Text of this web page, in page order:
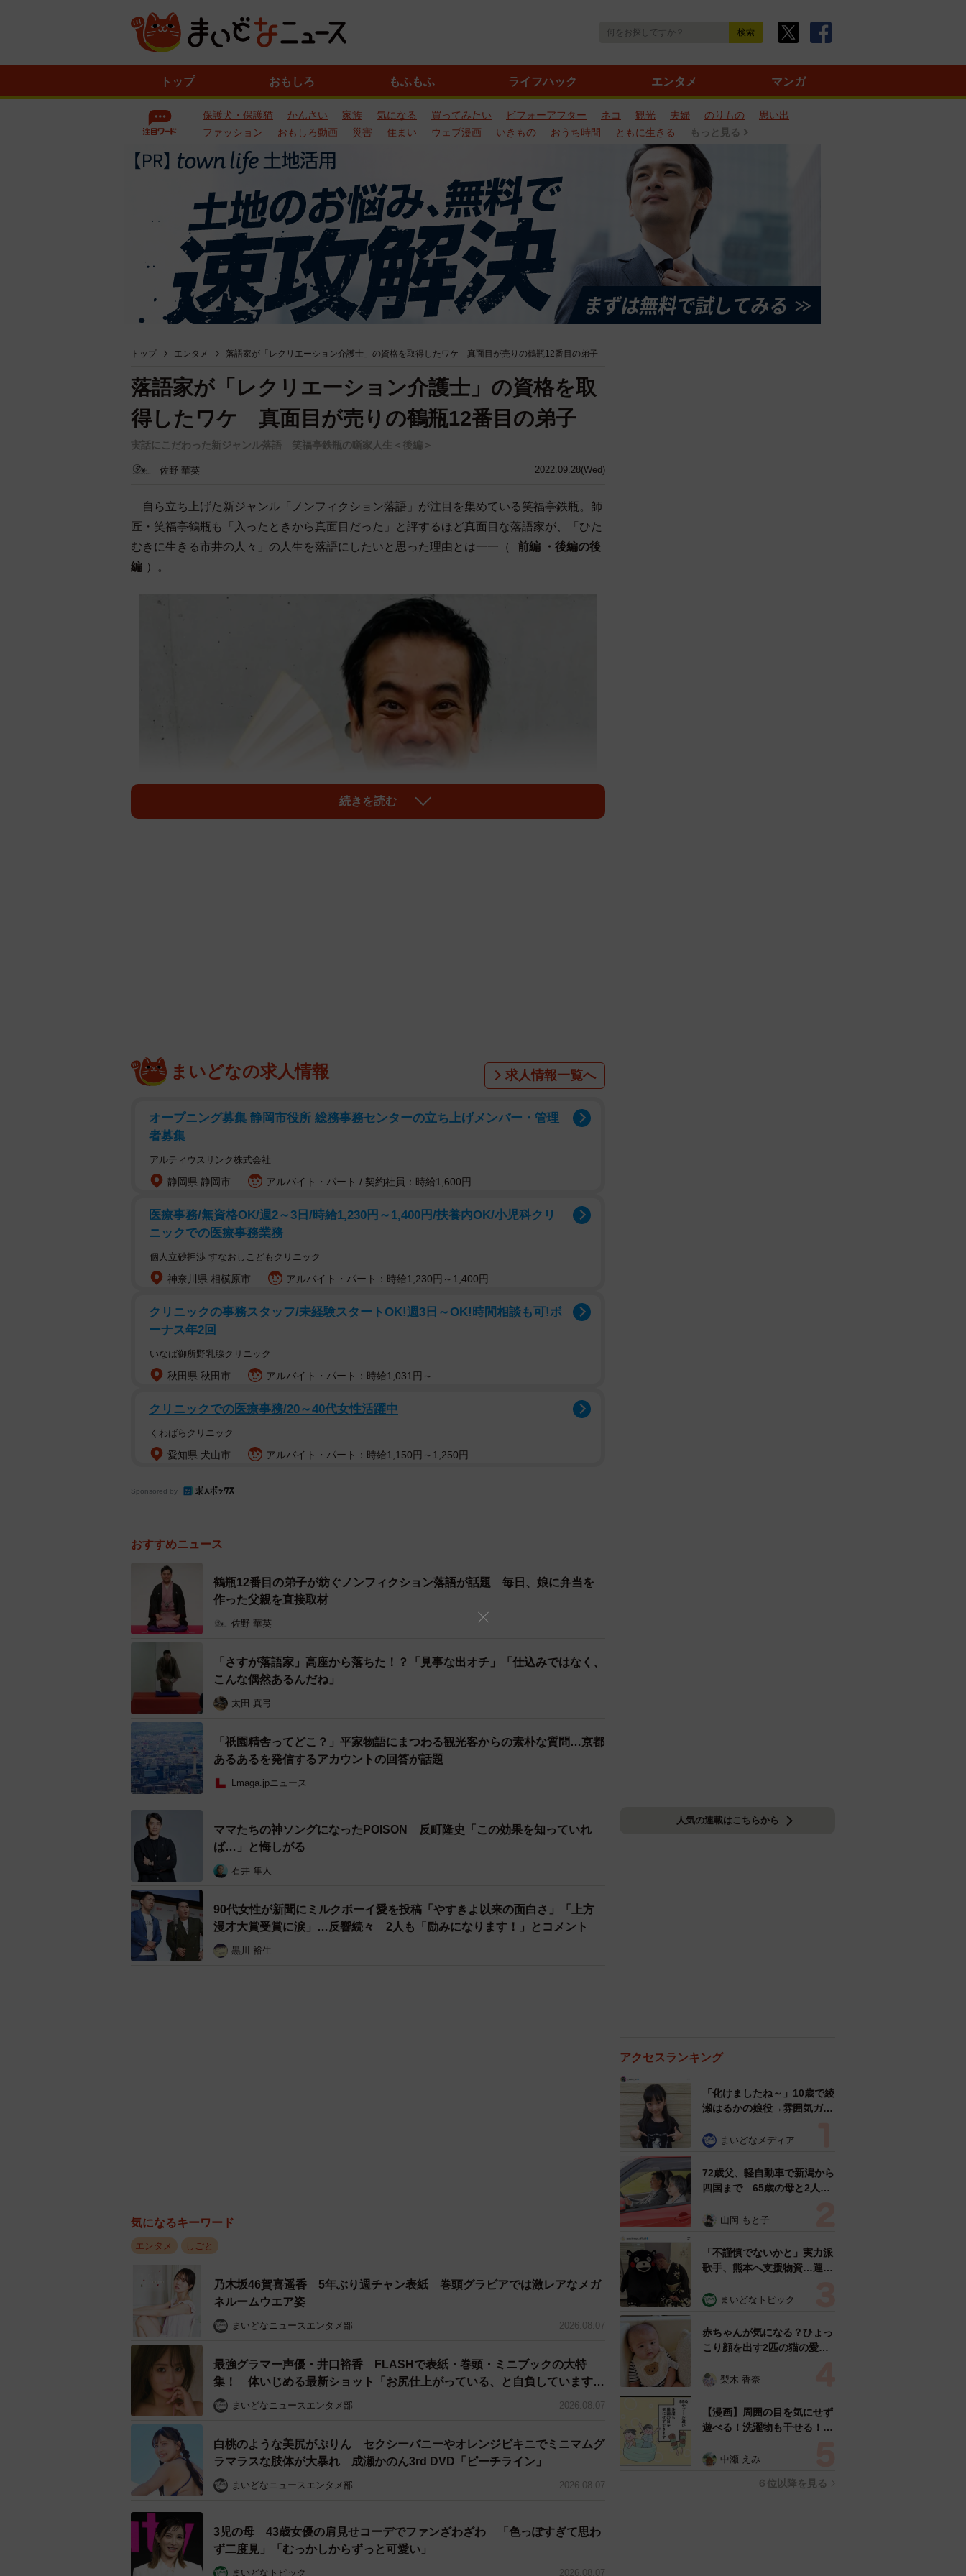
トップ おもしろ もふもふ ライフハック エンタメ マンガ
保護犬・保護猫 かんさい 家族 気になる 買ってみたい ビフォーアフター ネコ 観光 夫婦 のりもの
思い出
ファッション
おもしろ動画 災害 住まい ウェブ漫画 いきもの おうち時間 ともに生きる もっと見る
トップ エンタメ 落語家が「レクリエーション介護士」の資格を取得したワケ 真面目が売りの鶴瓶12番目の弟子
2022.09.28(Wed)
落語家が「レクリエーション介護士」の資格を取
得したワケ 真面目が売りの鶴瓶12番目の弟子
実話にこだわった新ジャンル落語 笑福亭鉄瓶の噺家人生＜後編＞
佐野 華英
自ら立ち上げた新ジャンル「ノンフィクション落語」が注目を集めている笑福亭鉄瓶。師
匠・笑福亭鶴瓶も「入ったときから真面目だった」と評するほど真面目な落語家が、「ひた
むきに生きる市井の人々」の人生を落語にしたいと思った理由とは一一（
前編
・後編の後
編 ）。
一一「ノンフィクション落語」に気持ちが向いていったのは、コロナ禍で色々と思うところ
笑福亭鉄瓶
だと痛感して、根本に立ち返って考える時間でした。僕は、真面目な人にスポットライトが
当たらないのがとても嫌なんです。真面目な人が一生懸命にやって、そこそこ頑張ってるの
西畑さんの記事に出会いました。僕も、この世界で言ったら「真面目」なんですよ。師匠の
エピソードは絶対に出てこない。一門の中で、僕だけ「しくじらない弟子」なんです。それ
がずっと、コンプレックスでした。僕は「かけひき」みたいなことができない性分で、全部
腹の内を見せたいんです。それって、損なことだとわかってるし、コミュニケーションがも
っと上手な人をうらやましいと思う気持ちもあるんだけど、やっぱり変えられないんですよ
一一子どもの頃から真面目だった？
鉄瓶 子どもの頃は、大阪でいう「いちびり」。目立ちたがり屋でした。だから舞台では
おかしいこともしますし、アホなことも言うんですけど、根本が真面目なんですよ。後輩ら
からしたら、僕は暑苦しいんだと思います。その真面目ゆえのコンプレックスや、ヤキモキ
たら僕が「こっち側」へ持ってきたいな、という気持ちが大きくなっていきました。
一一「真面目」が新境地につながったと。
人様の人生を扱わせていただくので、そう言ってしまっていいのかわかりません
が、自分の性格にビタッと合うものがこれなのかな？ という気はしています。
一一コロナ禍で自粛期間中に「レクリエーション介護士」の資格を取られたとうかがいまし
鉄瓶 とにかく時間があったので、何か勉強をしようと思ったんです。「レクリエーショ
ン介護」の中で、落語の所作を用いて指先の訓練なんかもできるのではないかと。そしてま
た、お年寄りばかりでなく、お子さんたちとのコミュニケーション・ツールとしてもこのメ
ソッドが使えるんです。現在、お子さん相手の「落語ワークショップ」のようなことで、全
国を回らせていただいています。今、落語を聞きに来てくれる若いお客さんが減る一方なの
で、できるアプローチは何でもしたいと思っています。今までと同じようなことをしていて
は、お客さんの層は拡がっていきませんから。「ノンフィクション落語」もその一環です。
一一先日ニュース番組で「ノンフィクション落語」が取り上げられ、反響も大きかったので
は。
鉄瓶 お陰さまで、いろんな方にお声がけいただきました。とにかく僕らは何かしら動い
て、興味を持ってもわないといけない。「分母」を増やしていかないと。それまで落語に興
味のなかった方に寄席に来てもらうにはどうしたらいいのかを、常に考えています。だか
ら、全国から「ノンフィクション落語」でお声がけいただくときに僕が必ず言うのは、「独
「ノンフィクション落語」第2作「パパ弁～父と娘をつなぐ1095日～」の初披露となる
「笑福亭鉄瓶 独演会」が10月2日（日）大阪・朝日生命ホールにて、11月6日（日）東京・
日比谷コンベンションホールにて開催。チケットはチケットぴあ他にて発売中。当日券も発
売される。
笑福亭鉄瓶 公式Twitter
続きを読む
まいどなの求人情報 求人情報一覧へ
オープニング募集 静岡市役所 総務事務センターの立ち上げメンバー・管理
者募集
アルティウスリンク株式会社
静岡県 静岡市 アルバイト・パート / 契約社員：時給1,600円
医療事務/無資格OK/週2～3日/時給1,230円～1,400円/扶養内OK/小児科クリ
ニックでの医療事務業務
個人立砂押渉 すなおしこどもクリニック
神奈川県 相模原市 アルバイト・パート：時給1,230円～1,400円
クリニックの事務スタッフ/未経験スタートOK!週3日～OK!時間相談も可!ボ
ーナス年2回
いなば御所野乳腺クリニック
秋田県 秋田市 アルバイト・パート：時給1,031円～
クリニックでの医療事務/20～40代女性活躍中
くわばらクリニック
愛知県 犬山市 アルバイト・パート：時給1,150円～1,250円
Sponsored by
おすすめニュース
鶴瓶12番目の弟子が紡ぐノンフィクション落語が話題 毎日、娘に弁当を
作った父親を直接取材
佐野 華英
「さすが落語家」高座から落ちた！？「見事な出オチ」「仕込みではなく、
こんな偶然あるんだね」
太田 真弓
「祇園精舎ってどこ？」平家物語にまつわる観光客からの素朴な質問…京都
あるあるを発信するアカウントの回答が話題
Lmaga.jpニュース
ママたちの神ソングになったPOISON 反町隆史「この効果を知っていれ
ば…」と悔しがる
石井 隼人
90代女性が新聞にミルクボーイ愛を投稿「やすきよ以来の面白さ」「上方
漫才大賞受賞に涙」…反響続々 2人も「励みになります！」とコメント
黒川 裕生
気になるキーワード
エンタメ しごと
乃木坂46賀喜遥香 5年ぶり週チャン表紙 巻頭グラビアでは激レアなメガ
ネルームウエア姿
まいどなニュースエンタメ部 2026.08.07
最強グラマー声優・井口裕香 FLASHで表紙・巻頭・ミニブックの大特
集！ 体いじめる最新ショット「お尻仕上がっている、と自負しています」
「いくつになっても理想の身体でいたい」
まいどなニュースエンタメ部 2026.08.07
白桃のような美尻がぷりん セクシーバニーやオレンジビキニでミニマムグ
ラマラスな肢体が大暴れ 成瀬かのん3rd DVD「ピーチライン」
まいどなニュースエンタメ部 2026.08.07
3児の母 43歳女優の肩見せコーデでファンざわざわ 「色っぽすぎて思わ
ず二度見」「むっかしからずっと可愛い」
まいどなトピック 2026.08.07
人気の連載はこちらから
アクセスランキング
「化けましたね～」10歳で綾
瀬はるかの娘役→雰囲気ガラ
雰囲気が」「宝塚に入れそ
まいどなメディア
72歳父、軽自動車で新潟から
四国まで 65歳の母と2人で
憩まで分刻み… 「大学生で
山岡 もと子
「不謹慎でないかと」実力派
歌手、熊本へ支援物資…運搬
めらい 「痛いほど伝わる」
まいどなトピック
赤ちゃんが気になる？ひょっ
こり顔を出す2匹の猫の愛ら
わいい構図あります？」「ベ
梨木 香奈
【漫画】周囲の目を気にせず
遊べる！洗濯物も干せる！最
ところが…実際住んでみて分
中瀬 えみ
６位以降を見る